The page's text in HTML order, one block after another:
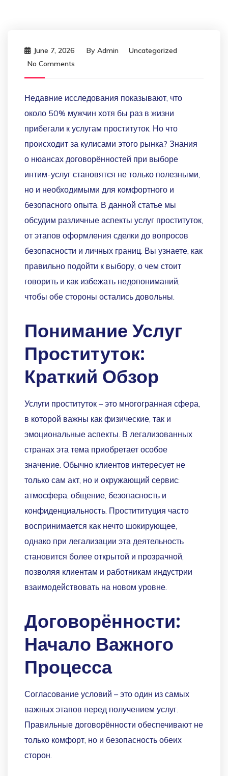
June 7, 2026 By Admin
Uncategorized
No Comments
Недавние исследования показывают, что
около 50% мужчин хотя бы раз в жизни
прибегали к услугам проституток. Но что
происходит за кулисами этого рынка? Знания
о нюансах договорённостей при выборе
интим-услуг становятся не только полезными,
но и необходимыми для комфортного и
безопасного опыта. В данной статье мы
обсудим различные аспекты услуг проституток,
от этапов оформления сделки до вопросов
безопасности и личных границ. Вы узнаете, как
правильно подойти к выбору, о чем стоит
говорить и как избежать недопониманий,
чтобы обе стороны остались довольны.
Понимание Услуг
Проституток:
Краткий Обзор
Услуги проституток – это многогранная сфера,
в которой важны как физические, так и
эмоциональные аспекты. В легализованных
странах эта тема приобретает особое
значение. Обычно клиентов интересует не
только сам акт, но и окружающий сервис:
атмосфера, общение, безопасность и
конфиденциальность. Простититуция часто
воспринимается как нечто шокирующее,
однако при легализации эта деятельность
становится более открытой и прозрачной,
позволяя клиентам и работникам индустрии
взаимодействовать на новом уровне.
Договорённости:
Начало Важного
Процесса
Согласование условий – это один из самых
важных этапов перед получением услуг.
Правильные договорённости обеспечивают не
только комфорт, но и безопасность обеих
сторон.